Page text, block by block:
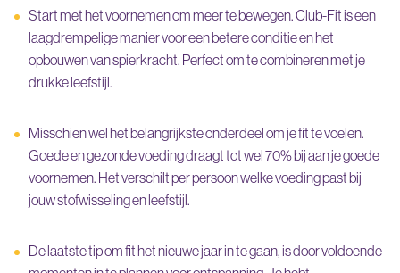
Start met het voornemen om meer te bewegen. Club-Fit is een
laagdrempelige manier voor een betere conditie en het
opbouwen van spierkracht. Perfect om te combineren met je
drukke leefstijl.
Misschien wel het belangrijkste onderdeel om je fit te voelen.
Goede en gezonde voeding draagt tot wel 70% bij aan je goede
voornemen. Het verschilt per persoon welke voeding past bij
jouw stofwisseling en leefstijl.
De laatste tip om fit het nieuwe jaar in te gaan, is door voldoende